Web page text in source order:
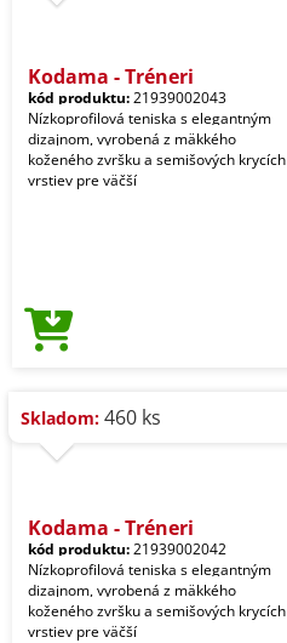
Kodama - Tréneri
kód produktu:21939002043
Nízkoprofilová teniska s elegantným
dizajnom, vyrobená z mäkkého
koženého zvršku a semišových krycích
vrstiev pre väčší
Skladom: 460 ks
Kodama - Tréneri
kód produktu:21939002042
Nízkoprofilová teniska s elegantným
dizajnom, vyrobená z mäkkého
koženého zvršku a semišových krycích
vrstiev pre väčší